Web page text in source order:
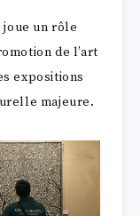
joue un rôle
de l’art
expositions
majeure.